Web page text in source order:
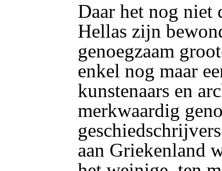
Daar het nog
Hellas zijn
genoegzaam
enkel nog maar
kunstenaars en
merkwaardig
aan Griekenland